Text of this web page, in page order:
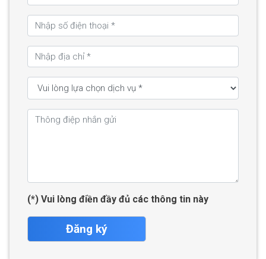
(*) Vui lòng điền đầy đủ các thông tin này
Đăng ký